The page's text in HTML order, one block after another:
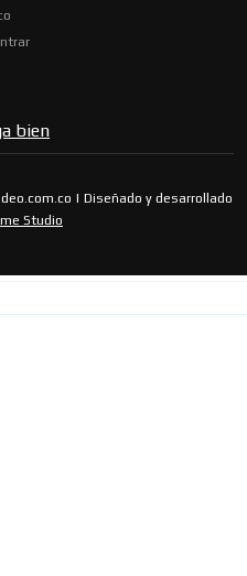
| Diseñado y desarrollado
Studio